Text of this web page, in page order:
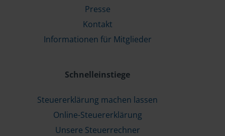
Presse
Kontakt
Informationen für Mitglieder
Schnelleinstiege
Steuererklärung machen lassen
Online-Steuererklärung
Unsere Steuerrechner